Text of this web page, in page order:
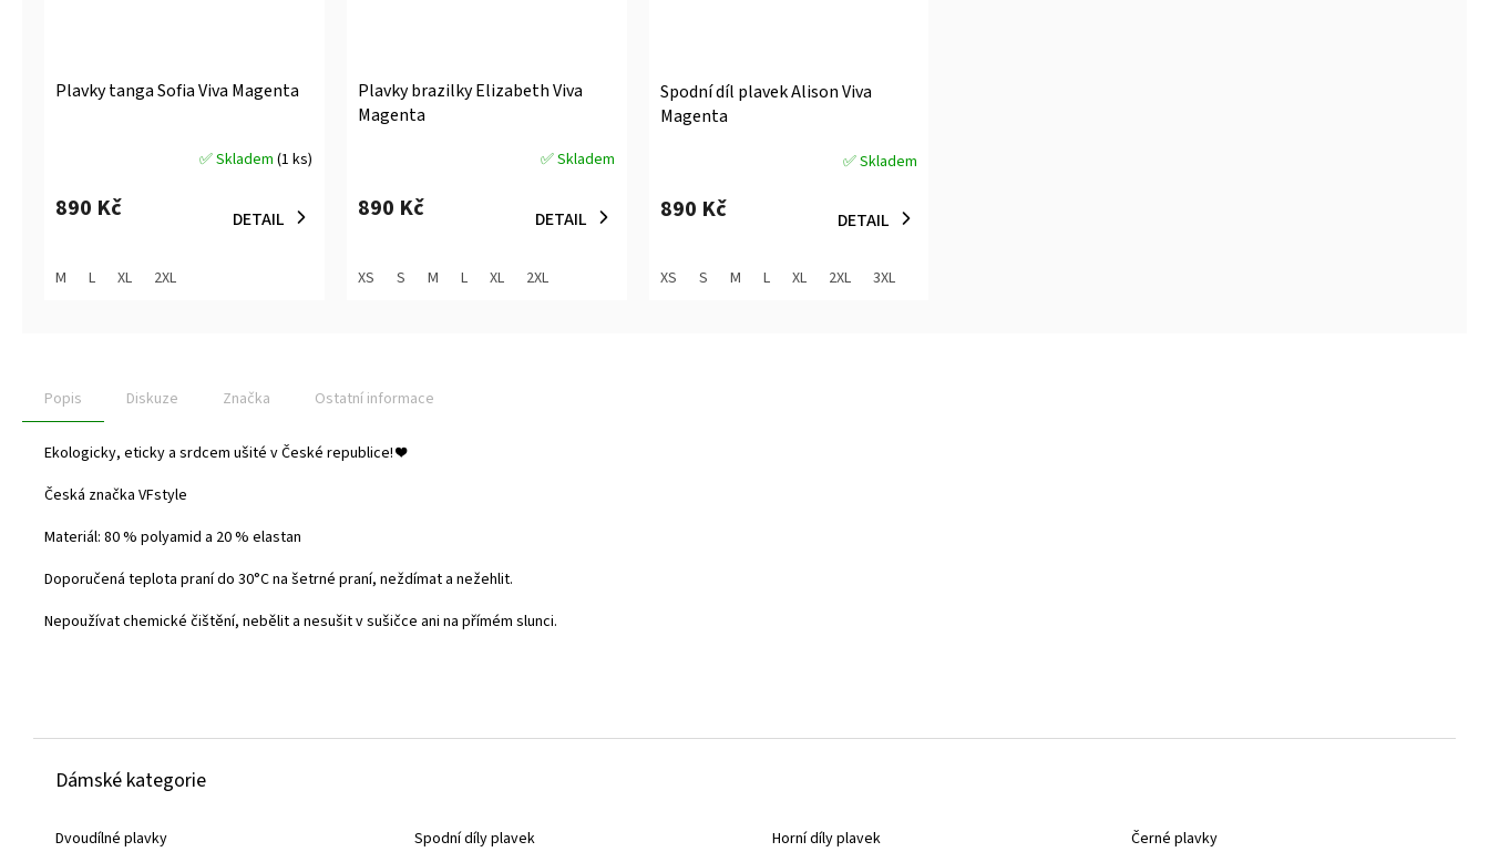
Plavky tanga Sofia Viva Magenta
produktu
z
5
✅ Skladem (1 ks)
890 Kč DETAIL
M L XL 2XL
Plavky brazilky Elizabeth Viva
Magenta
produktu
z
5
✅ Skladem
890 Kč DETAIL
XS S M L XL 2XL
Spodní díl plavek Alison Viva
Magenta
produktu
z
✅ Skladem
890 Kč DETAIL
XS S M L XL 2XL 3XL
Popis Diskuze Značka Ostatní informace
Ekologicky, eticky a srdcem ušité v České republice!❤️
Česká značka VFstyle
Materiál: 80 % polyamid a 20 % elastan
Doporučená teplota praní do 30°C na šetrné praní, neždímat a nežehlit.
Nepoužívat chemické čištění, nebělit a nesušit v sušičce ani na přímém slunci.
Dámské kategorie
Dvoudílné plavky
Spodní díly plavek
Horní díly plavek
Černé plavky